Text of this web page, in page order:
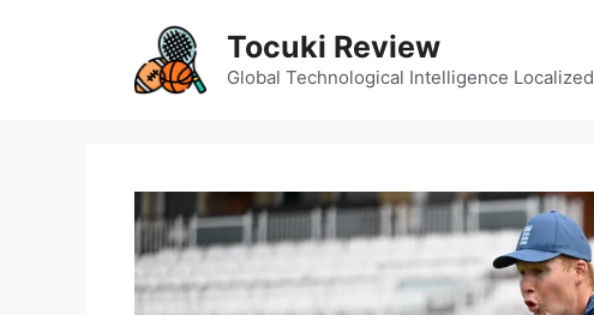
Tocuki Review
Global Technological Intelligence Localized